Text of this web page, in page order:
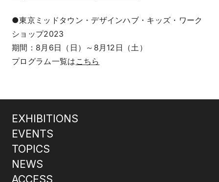
●東京ミッドタウン・デザインハブ・キッズ・ワーク
ショップ2023
期間：8月6日（日）～8月12日（土）
プログラム一覧は こちら
EXHIBITIONS
EVENTS
TOPICS
NEWS
ACCESS